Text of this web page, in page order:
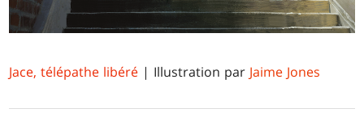
Jace, télépathe libéré | Illustration par Jaime Jones